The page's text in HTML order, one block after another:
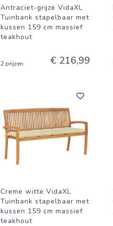
Antraciet-grijze VidaXL
Tuinbank stapelbaar met
kussen 159 cm massief
teakhout
2 prijzen € 216,99
Creme witte VidaXL
Tuinbank stapelbaar met
kussen 159 cm massief
teakhout